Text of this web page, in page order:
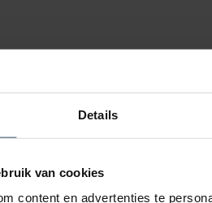
Details
van cookies
content en advertenties te